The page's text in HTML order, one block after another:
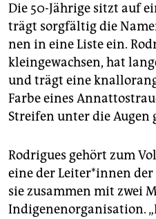
Die 50-Jährige sitzt auf
trägt sorgfältig die
nen in eine Liste ein.
kleingewachsen, hat
und trägt eine
Farbe eines
Streifen unter die Augen
Rodrigues gehört zum
eine der Lei­te­r*in­nen der
sie zusammen mit zwei
Indigenenorganisation.